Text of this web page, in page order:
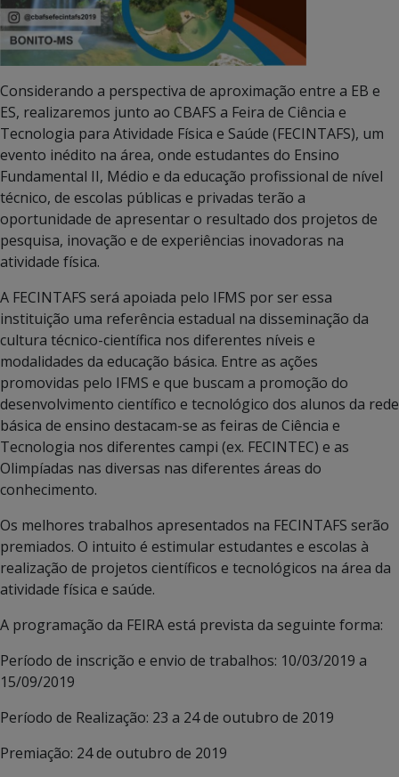
Considerando a perspectiva de aproximação entre a EB e
ES, realizaremos junto ao CBAFS a Feira de Ciência e
Tecnologia para Atividade Física e Saúde (FECINTAFS), um
evento inédito na área, onde estudantes do Ensino
Fundamental II, Médio e da educação profissional de nível
técnico, de escolas públicas e privadas terão a
oportunidade de apresentar o resultado dos projetos de
pesquisa, inovação e de experiências inovadoras na
atividade física.
A FECINTAFS será apoiada pelo IFMS por ser essa
instituição uma referência estadual na disseminação da
cultura técnico-científica nos diferentes níveis e
modalidades da educação básica. Entre as ações
promovidas pelo IFMS e que buscam a promoção do
desenvolvimento científico e tecnológico dos alunos da rede
básica de ensino destacam-se as feiras de Ciência e
Tecnologia nos diferentes campi (ex. FECINTEC) e as
Olimpíadas nas diversas nas diferentes áreas do
conhecimento.
Os melhores trabalhos apresentados na FECINTAFS serão
premiados. O intuito é estimular estudantes e escolas à
realização de projetos científicos e tecnológicos na área da
atividade física e saúde.
A programação da FEIRA está prevista da seguinte forma:
Período de inscrição e envio de trabalhos: 10/03/2019 a
15/09/2019
Período de Realização: 23 a 24 de outubro de 2019
Premiação: 24 de outubro de 2019